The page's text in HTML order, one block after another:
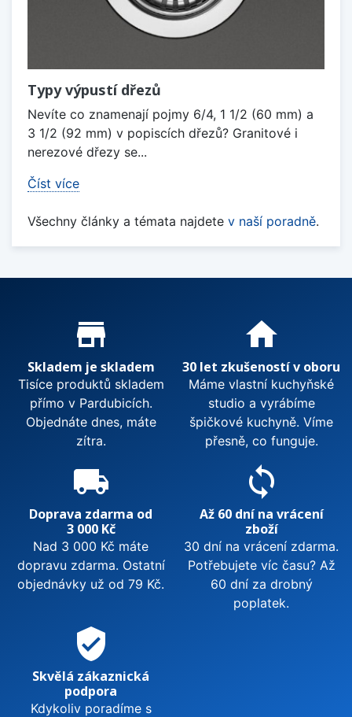
Typy výpustí dřezů
Nevíte co znamenají pojmy 6/4, 1 1/2 (60 mm) a
3 1/2 (92 mm) v popiscích dřezů? Granitové i
nerezové dřezy se...
Číst více
Všechny články a témata najdete v naší poradně.
Proč nakupovat u nás?
store_mall_directory
Skladem je skladem
Tisíce produktů skladem
přímo v Pardubicích.
Objednáte dnes, máte
zítra.
home
30 let zkušeností v oboru
Máme vlastní kuchyňské
studio a vyrábíme
špičkové kuchyně. Víme
přesně, co funguje.
local_shipping
Doprava zdarma od
3 000 Kč
Nad 3 000 Kč máte
dopravu zdarma. Ostatní
objednávky už od 79 Kč.
sync
Až 60 dní na vrácení
zboží
30 dní na vrácení zdarma.
Potřebujete víc času? Až
60 dní za drobný
poplatek.
verified_user
Skvělá zákaznická
podpora
Kdykoliv poradíme s